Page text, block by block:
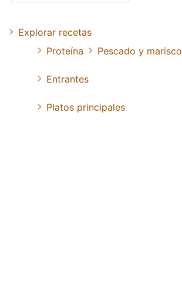
Explorar recetas
Proteína
Pescado y marisco
Entrantes
Platos principales